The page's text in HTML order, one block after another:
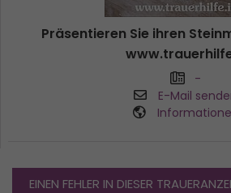
Präsentieren Sie ihren
-
E-Mail
EINEN FEHLER IN DIESER